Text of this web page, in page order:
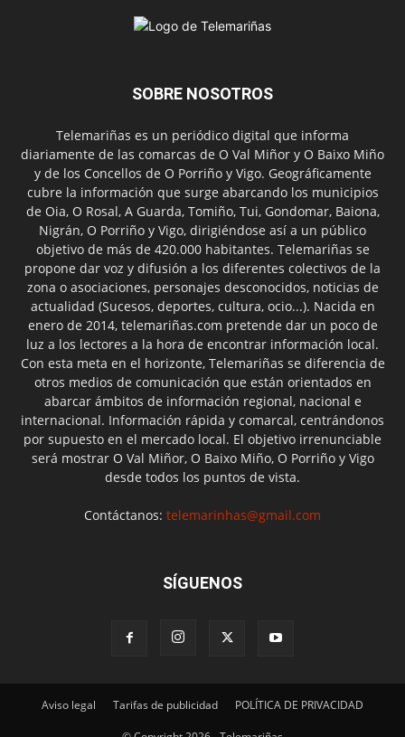
SOBRE NOSOTROS
Telemariñas es un periódico digital que informa
diariamente de las comarcas de O Val Miñor y O Baixo Miño
y de los Concellos de O Porriño y Vigo. Geográficamente
cubre la información que surge abarcando los municipios
de Oia, O Rosal, A Guarda, Tomiño, Tui, Gondomar, Baiona,
Nigrán, O Porriño y Vigo, dirigiéndose así a un público
objetivo de más de 420.000 habitantes. Telemariñas se
propone dar voz y difusión a los diferentes colectivos de la
zona o asociaciones, personajes desconocidos, noticias de
actualidad (Sucesos, deportes, cultura, ocio...). Nacida en
enero de 2014, telemariñas.com pretende dar un poco de
luz a los lectores a la hora de encontrar información local.
Con esta meta en el horizonte, Telemariñas se diferencia de
otros medios de comunicación que están orientados en
abarcar ámbitos de información regional, nacional e
internacional. Información rápida y comarcal, centrándonos
por supuesto en el mercado local. El objetivo irrenunciable
será mostrar O Val Miñor, O Baixo Miño, O Porriño y Vigo
desde todos los puntos de vista.
Contáctanos: telemarinhas@gmail.com
SÍGUENOS
Aviso legal Tarifas de publicidad POLÍTICA DE PRIVACIDAD